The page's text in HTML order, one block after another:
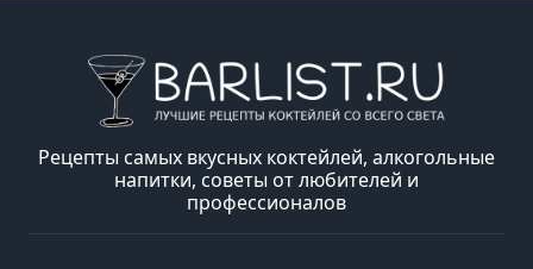
Рецепты самых вкусных коктейлей, алкогольные
напитки, советы от любителей и
профессионалов